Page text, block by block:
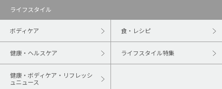
ライフスタイル
ボディケア 食・レシピ
健康・ヘルスケア ライフスタイル特集
健康・ボディケア・リフレッシ
ュニュース